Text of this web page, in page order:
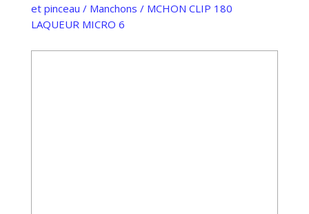
et pinceau / Manchons / MCHON CLIP 180
LAQUEUR MICRO 6